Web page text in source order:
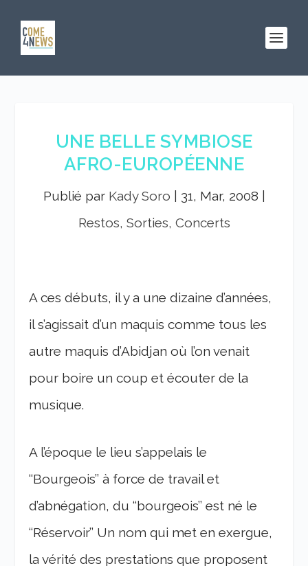
UNE BELLE SYMBIOSE
AFRO-EUROPÉENNE
Publié par Kady Soro 31, Mar, 2008
Restos, Sorties, Concerts
A ces débuts, il y a une dizaine d’années,
il s’agissait d’un maquis comme tous les
autre maquis d’Abidjan où l’on venait
pour boire un coup et écouter de la
musique.
A l’époque le lieu s’appelais le
‘‘Bourgeois’’ à force de travail et
d’abnégation, du ‘‘bourgeois’’ est né le
‘‘Réservoir’’ Un nom qui met en exergue,
la vérité des prestations que proposent